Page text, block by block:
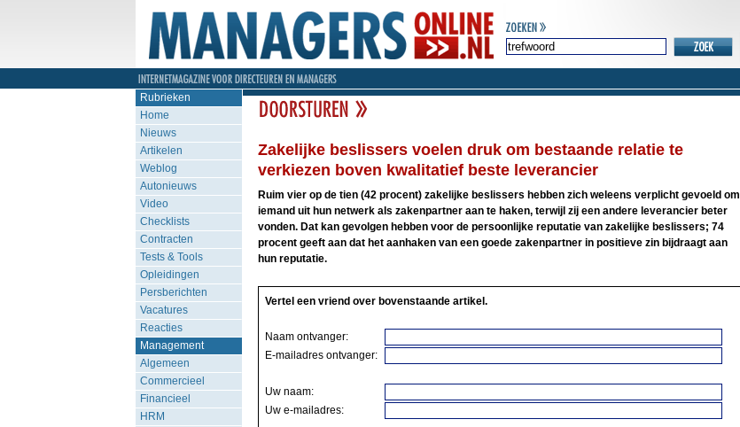
Rubrieken
Home
Nieuws
Artikelen
Weblog
Autonieuws
Video
Checklists
Contracten
Tests & Tools
Opleidingen
Persberichten
Vacatures
Reacties
Management
Algemeen
Commercieel
Financieel
HRM
Zakelijke beslissers voelen druk om bestaande relatie te
verkiezen boven kwalitatief beste leverancier
Ruim vier op de tien (42 procent) zakelijke beslissers hebben zich weleens verplicht gevoeld om
iemand uit hun netwerk als zakenpartner aan te haken, terwijl zij een andere leverancier beter
vonden. Dat kan gevolgen hebben voor de persoonlijke reputatie van zakelijke beslissers; 74
procent geeft aan dat het aanhaken van een goede zakenpartner in positieve zin bijdraagt aan
hun reputatie.
Vertel een vriend over bovenstaande artikel.
Naam ontvanger:
E-mailadres ontvanger:
Uw naam:
Uw e-mailadres: